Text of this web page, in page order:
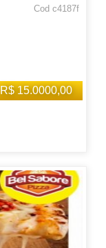
R$ 15.0000,00
Cod c4187f